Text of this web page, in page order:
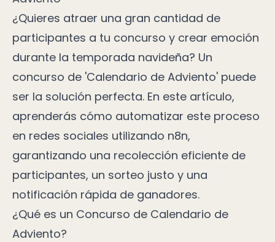
¿Quieres atraer una gran cantidad de
participantes a tu concurso y crear emoción
durante la temporada navideña? Un
concurso de 'Calendario de Adviento' puede
ser la solución perfecta. En este artículo,
aprenderás cómo automatizar este proceso
en redes sociales utilizando n8n,
garantizando una recolección eficiente de
participantes, un sorteo justo y una
notificación rápida de ganadores.
¿Qué es un Concurso de Calendario de
Adviento?